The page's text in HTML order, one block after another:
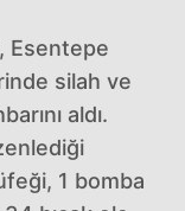
Esentepe
silah ve
aldı.
1 bomba